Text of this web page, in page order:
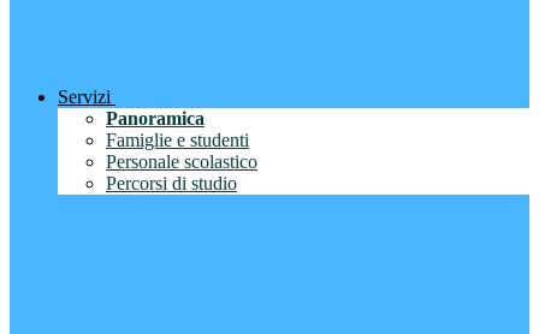
Servizi
Panoramica
Famiglie e studenti
Personale scolastico
Percorsi di studio